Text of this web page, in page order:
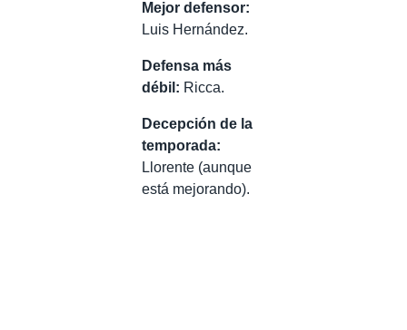
Mejor defensor:
Luis Hernández.
Defensa más
débil: Ricca.
Decepción de la
temporada:
Llorente (aunque
está mejorando).